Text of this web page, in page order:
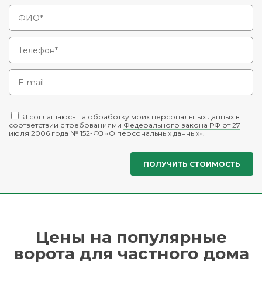
Я соглашаюсь на обработку моих персональных данных в
соответствии с требованиями Федерального закона РФ от 27
июля 2006 года № 152-ФЗ «О персональных данных».
Цены на популярные
ворота для частного дома